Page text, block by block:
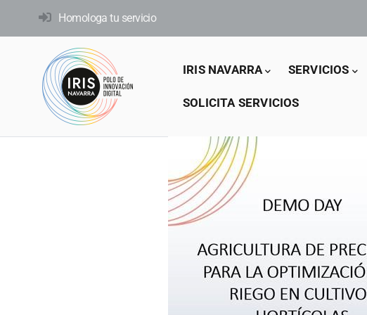
principal
Homologa tu servicio
Main
IRIS NAVARRA SERVICIOS
SOLICITA SERVICIOS